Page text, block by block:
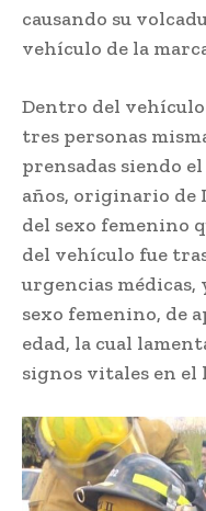
causando su
vehículo de la
Dentro del vehículo
tres personas
prensadas siendo
años, originario de
del sexo femenino
del vehículo fue
urgencias médicas,
sexo femenino, de
edad, la cual
signos vitales en el